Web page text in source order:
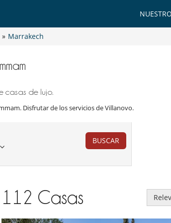
» Marrakech
casas de lujo.
Disfrutar de los servicios de Villanovo.
BUSCAR
112 Casas